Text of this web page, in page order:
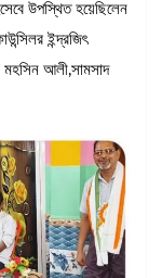
উপস্থিত হয়েছিলেন
ইন্দ্রজিৎ
মহসিন আলী,সামসাদ